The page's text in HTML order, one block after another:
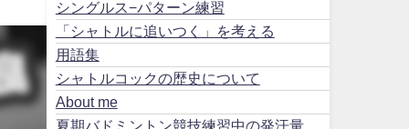
シングルス−パターン練習
「シャトルに追いつく」を考える
用語集
シャトルコックの歴史について
About me
夏期バドミントン競技練習中の発汗量